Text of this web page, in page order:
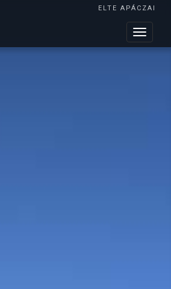
ELTE APÁCZAI